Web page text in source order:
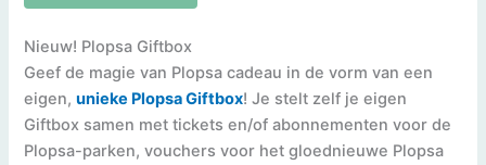
Nieuw! Plopsa Giftbox
Geef de magie van Plopsa cadeau in de vorm van een
eigen,unieke Plopsa Giftbox! Je stelt zelf je eigen
Giftbox samen met tickets en/of abonnementen voor de
Plopsa-parken, vouchers voor het gloednieuwe Plopsa